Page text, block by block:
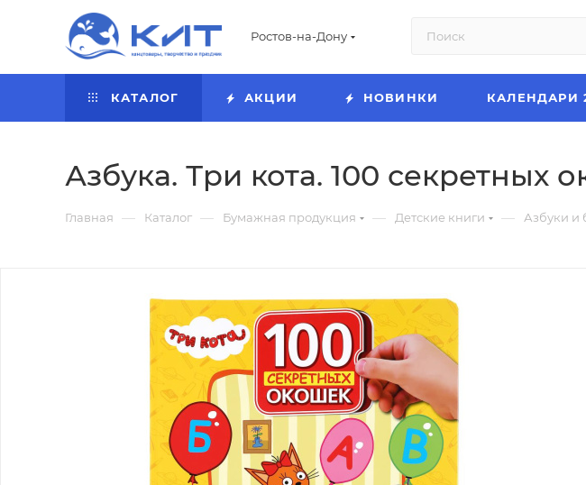
Ростов-на-Дону
КАТАЛОГ АКЦИИ НОВИНКИ КАЛЕНДАРИ
Азбука. Три кота. 100 секретных
Главная — Каталог — Бумажная продукция — Детские книги — Азбуки и